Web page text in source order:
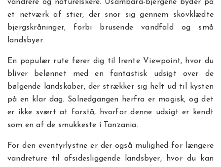
vandrere og naturelskere. Usambara-bjergene byder på
et netværk af stier, der snor sig gennem skovklædte
bjergskråninger, forbi brusende vandfald og små
landsbyer.
En populær rute fører dig til Irente Viewpoint, hvor du
bliver belønnet med en fantastisk udsigt over de
bølgende landskaber, der strækker sig helt ud til kysten
på en klar dag. Solnedgangen herfra er magisk, og det
er ikke svært at forstå, hvorfor denne udsigt er kendt
som en af de smukkeste i Tanzania.
For den eventyrlystne er der også mulighed for længere
vandreture til afsidesliggende landsbyer, hvor du kan